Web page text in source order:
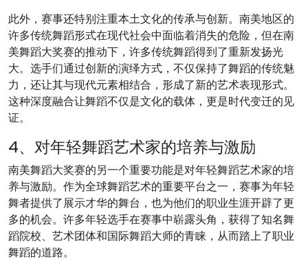
此外，赛事还特别注重本土文化的传承与创新。南美地区的
许多传统舞蹈形式在现代社会中面临着消失的危险，但在南
美舞蹈大奖赛的推动下，许多传统舞蹈得到了重新发扬光
大。选手们通过创新的演绎方式，不仅保持了舞蹈的传统魅
力，还让其与现代元素相结合，形成了新的艺术表现形式。
这种深度融合让舞蹈不仅是文化的载体，更是时代变迁的见
证。
4、对年轻舞蹈艺术家的培养与激励
南美舞蹈大奖赛的另一个重要功能是对年轻舞蹈艺术家的培
养与激励。作为全球舞蹈艺术的重要平台之一，赛事为年轻
舞者提供了展示才华的舞台，也为他们的职业生涯开辟了更
多的机会。许多年轻选手在赛事中崭露头角，获得了知名舞
蹈院校、艺术团体和国际舞蹈大师的青睐，从而踏上了职业
舞蹈的道路。